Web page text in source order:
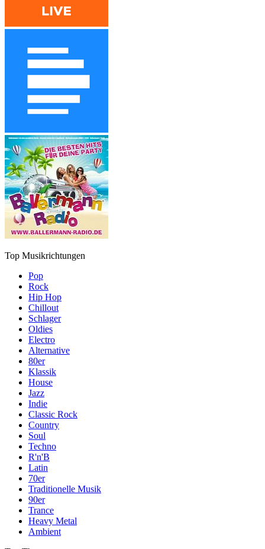
Top Musikrichtungen
Pop
Rock
Hip Hop
Chillout
Schlager
Oldies
Electro
Alternative
80er
Klassik
House
Jazz
Indie
Classic Rock
Country
Soul
Techno
R'n'B
Latin
70er
Traditionelle Musik
90er
Trance
Heavy Metal
Ambient